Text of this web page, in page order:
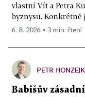
vlastní Vít a Petra
byznysu. Konkrétně
6. 8. 2026 ▪ 3 min. čtení
PETR HONZEJK
Babišův